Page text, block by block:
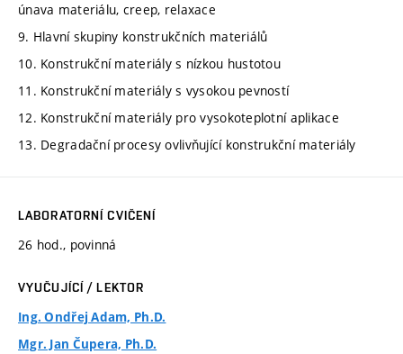
únava materiálu, creep, relaxace
9. Hlavní skupiny konstrukčních materiálů
10. Konstrukční materiály s nízkou hustotou
11. Konstrukční materiály s vysokou pevností
12. Konstrukční materiály pro vysokoteplotní aplikace
13. Degradační procesy ovlivňující konstrukční materiály
LABORATORNÍ CVIČENÍ
26 hod., povinná
VYUČUJÍCÍ / LEKTOR
Ing. Ondřej Adam, Ph.D.
Mgr. Jan Čupera, Ph.D.